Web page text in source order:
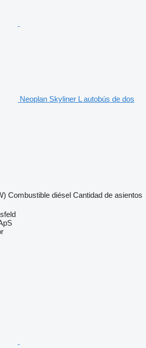
Neoplan Skyliner L autobús de dos
Combustible diésel Cantidad de asientos